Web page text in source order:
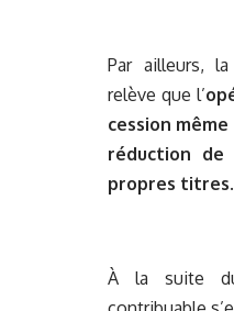
Par ailleurs,
relève que l’
cession
réduction de
propres titres.
À la suite